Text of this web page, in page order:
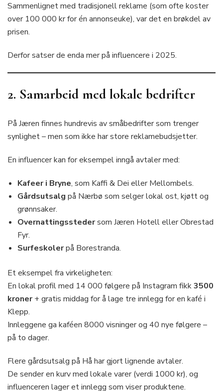
Sammenlignet med tradisjonell reklame (som ofte koster
over 100 000 kr for én annonseuke), var det en brøkdel av
prisen.
Derfor satser de enda mer på influencere i 2025.
2. Samarbeid med lokale bedrifter
På Jæren finnes hundrevis av småbedrifter som trenger
synlighet – men som ikke har store reklamebudsjetter.
En influencer kan for eksempel inngå avtaler med:
Kafeer i Bryne, som Kaffi & Dei eller Mellombels.
Gårdsutsalg på Nærbø som selger lokal ost, kjøtt og
grønnsaker.
Overnattingsstedersom Jæren Hotell eller Obrestad
Fyr.
Surfeskolerpå Borestranda.
Et eksempel fra virkeligheten:
En lokal profil med 14 000 følgere på Instagram fikk3500
kroner+ gratis middag for å lage tre innlegg for en kafé i
Klepp.
Innleggene ga kaféen 8000 visninger og 40 nye følgere –
på to dager.
Flere gårdsutsalg på Hå har gjort lignende avtaler.
De sender en kurv med lokale varer (verdi 1000 kr), og
influenceren lager et innlegg som viser produktene.